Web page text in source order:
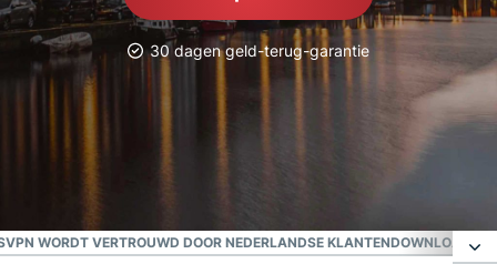
30 dagen geld-terug-garantie
WORDT VERTROUWD DOOR NEDERLANDSE KLANTENDOWNLOAD